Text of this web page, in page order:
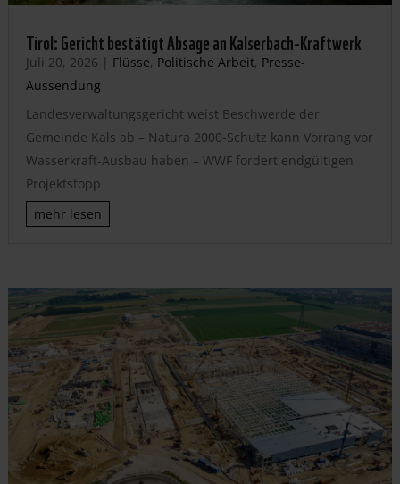
Tirol: Gericht bestätigt Absage an Kalserbach-Kraftwerk
Juli 20, 2026 | Flüsse, Politische Arbeit, Presse-
Aussendung
Landesverwaltungsgericht weist Beschwerde der
Gemeinde Kals ab – Natura 2000-Schutz kann Vorrang vor
Wasserkraft-Ausbau haben – WWF fordert endgültigen
Projektstopp
mehr lesen